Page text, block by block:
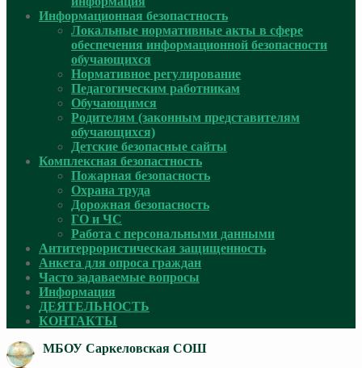
Информационная безопастность
Локальные нормативные акты в сфере
обеспечения информационной безопасности
обучающихся
Нормативное регулирование
Педагогическим работникам
Обучающимся
Родителям (законным представителям
обучающихся)
Детские безопасные сайты
Комплексная безопастность
Пожарная безопасность
Охрана труда
Дорожная безопасность
ГО и ЧС
Работа с персональными данными
Антитеррористическая защищенность
Анкета для опроса граждан
Часто задаваемые вопросы
Информация
ДЕЯТЕЛЬНОСТЬ
КОНТАКТЫ
МБОУ Саркеловская СОШ